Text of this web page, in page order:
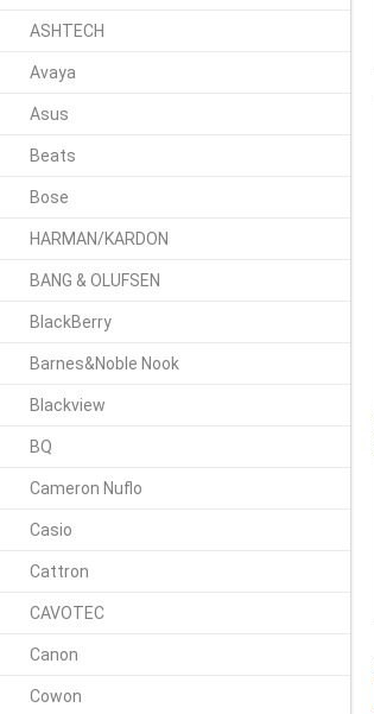
ASHTECH
Avaya
Asus
Beats
Bose
HARMAN/KARDON
BANG & OLUFSEN
BlackBerry
Barnes&Noble Nook
Blackview
BQ
Cameron Nuflo
Casio
Cattron
CAVOTEC
Canon
Cowon